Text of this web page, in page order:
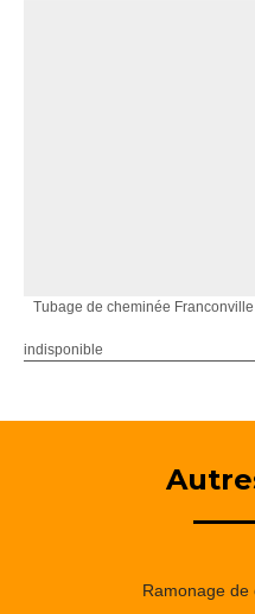
Tubage de cheminée Franconville
indisponible
Ramonage de